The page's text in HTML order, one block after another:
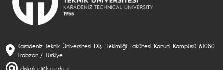
Karadeniz Teknik Üniversitesi Diş Hekimliği Fakültesi Kanuni Kampüsü 61080
Trabzon / Türkiye
diskalite@ktu.edu.tr